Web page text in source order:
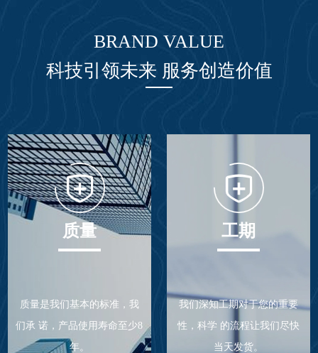
BRAND VALUE
科技引领未来 服务创造价值
质量
质量是我们基本的标准，我
们承 诺，产品使用寿命至少8
年。
工期
我们深知工期对于您的重要
性，科学 的流程让我们尽快
当天发货。